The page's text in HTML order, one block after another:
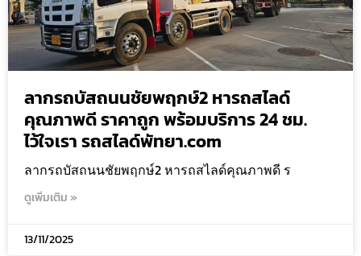
ลากรถบัสถนนชัยพฤกษ์2 หารถสไลด์
คุณภาพดี ราคาถูก พร้อมบริการ 24 ชม.
ไว้ใจเรา รถสไลด์พัทยา.com
ลากรถบัสถนนชัยพฤกษ์2 หารถสไลด์คุณภาพดี ร
ดูเพิ่มเติม »
13/11/2025